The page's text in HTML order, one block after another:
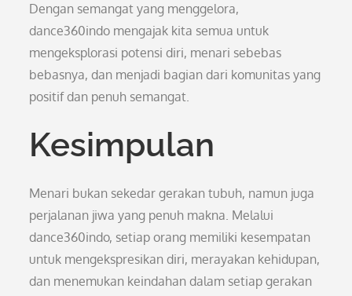
Dengan semangat yang menggelora,
dance360indo mengajak kita semua untuk
mengeksplorasi potensi diri, menari sebebas
bebasnya, dan menjadi bagian dari komunitas yang
positif dan penuh semangat.
Kesimpulan
Menari bukan sekedar gerakan tubuh, namun juga
perjalanan jiwa yang penuh makna. Melalui
dance360indo, setiap orang memiliki kesempatan
untuk mengekspresikan diri, merayakan kehidupan,
dan menemukan keindahan dalam setiap gerakan